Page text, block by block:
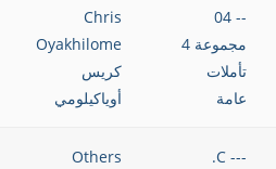
-- 04
مجموعة 4
تأملات
عامة
Chris
Oyakhilome
كريس
أوياكيلومي
--- C.
Others